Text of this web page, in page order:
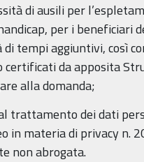
di ausili per
per i beneficiari
di tempi aggiuntivi, così
certificati da apposita
alla domanda;
trattamento dei dati
in materia di privacy n.
non abrogata.